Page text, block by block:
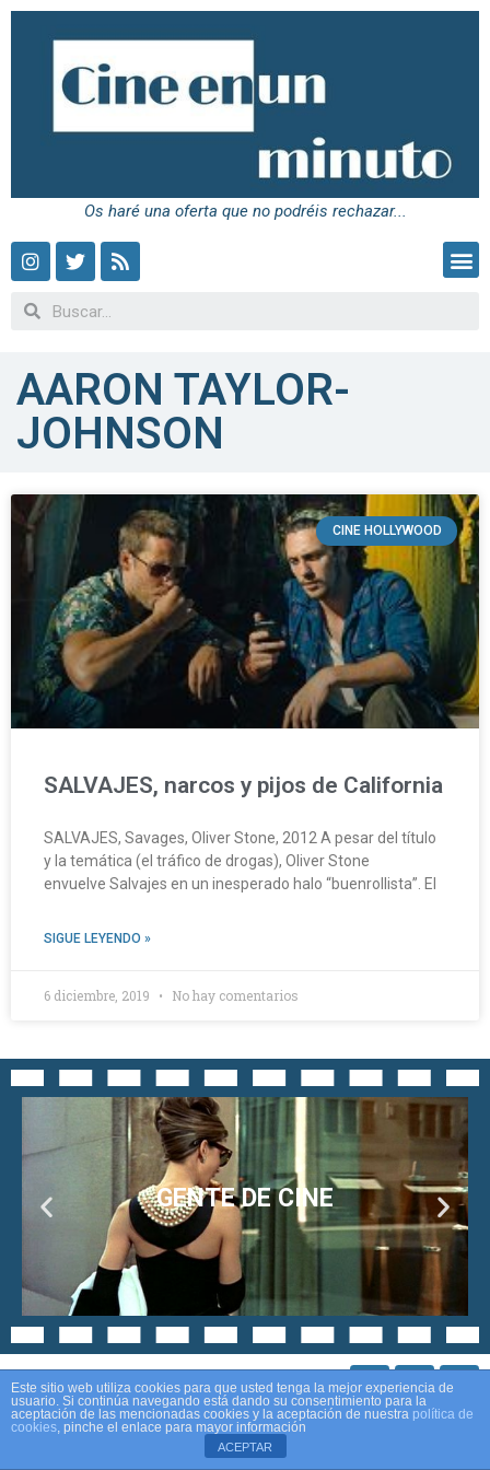
Os haré una oferta que no podréis rechazar...
AARON TAYLOR-
JOHNSON
CINE HOLLYWOOD
SALVAJES, narcos y pijos de California
SALVAJES, Savages, Oliver Stone, 2012 A pesar del título
y la temática (el tráfico de drogas), Oliver Stone
envuelve Salvajes en un inesperado halo “buenrollista”. El
SIGUE LEYENDO »
6 diciembre, 2019 No hay comentarios
GENTE DE CINE
Política de privacidad
Este sitio web utiliza cookies para que usted tenga la mejor experiencia de
usuario. Si continúa navegando está dando su consentimiento para la
aceptación de las mencionadas cookies y la aceptación de nuestra política de
cookies, pinche el enlace para mayor información
ACEPTAR